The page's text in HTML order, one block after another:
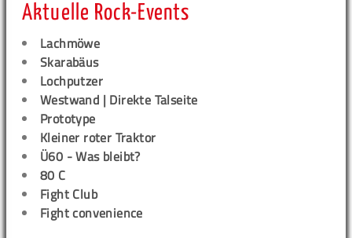
Aktuelle Rock-Events
Lachmöwe
Skarabäus
Lochputzer
Westwand | Direkte Talseite
Prototype
Kleiner roter Traktor
Ü60 - Was bleibt?
80 C
Fight Club
Fight convenience